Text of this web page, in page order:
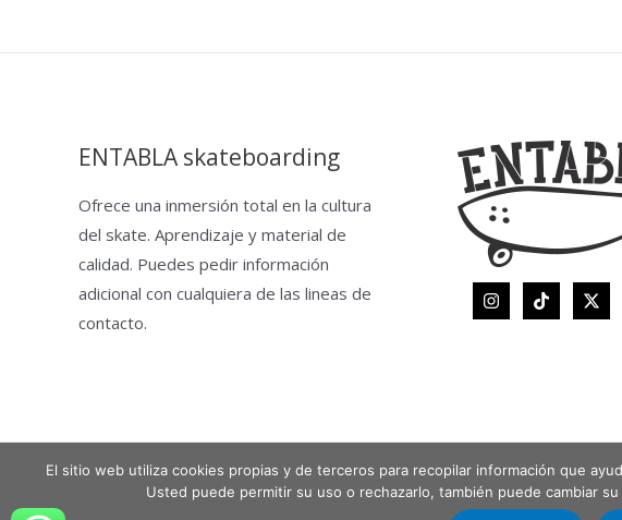
ENTABLA skateboarding
Ofrece una inmersión total en la cultura
del skate. Aprendizaje y material de
calidad. Puedes pedir información
adicional con cualquiera de las lineas de
contacto.
Copyright © 2026 Entabla Clases de skate en Madrid
El sitio web utiliza cookies propias y de terceros para recopilar información que
Usted puede permitir su uso o rechazarlo, también puede cambiar